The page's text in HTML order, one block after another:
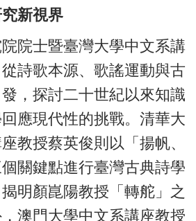
新視界
院士暨臺灣大學中文系講
詩歌本源、歌謠運動與古
，探討二十世紀以來知識
應現代性的挑戰。清華大
教授蔡英俊則以「揚帆、
關鍵點進行臺灣古典詩學
明顏崑陽教授「轉舵」之
澳門大學中文系講座教授